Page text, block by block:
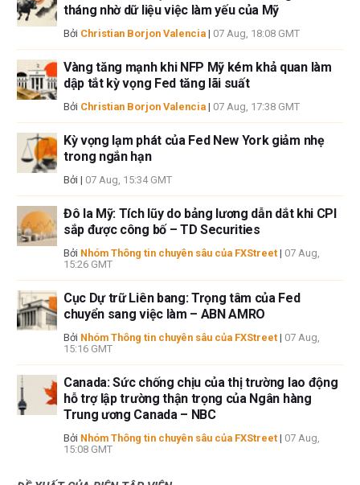
Tác giả và FXStreet không phải là các cố vấn đầu tư đã đăng ký và không
có nội dung nào trong bài viết này nhằm mục đích tư vấn đầu tư.
tháng nhờ dữ liệu việc làm yếu của Mỹ
Bởi Christian Borjon Valencia | 07 Aug, 18:08 GMT
Vàng tăng mạnh khi NFP Mỹ kém khả quan làm
dập tắt kỳ vọng Fed tăng lãi suất
Bởi Christian Borjon Valencia | 07 Aug, 17:38 GMT
Kỳ vọng lạm phát của Fed New York giảm nhẹ
trong ngắn hạn
Bởi | 07 Aug, 15:34 GMT
Đô la Mỹ: Tích lũy do bảng lương dẫn dắt khi CPI
sắp được công bố – TD Securities
Bởi Nhóm Thông tin chuyên sâu của FXStreet | 07 Aug,
15:26 GMT
Cục Dự trữ Liên bang: Trọng tâm của Fed
chuyển sang việc làm – ABN AMRO
Bởi Nhóm Thông tin chuyên sâu của FXStreet | 07 Aug,
15:16 GMT
Canada: Sức chống chịu của thị trường lao động
hỗ trợ lập trường thận trọng của Ngân hàng
Trung ương Canada – NBC
Bởi Nhóm Thông tin chuyên sâu của FXStreet | 07 Aug,
15:08 GMT